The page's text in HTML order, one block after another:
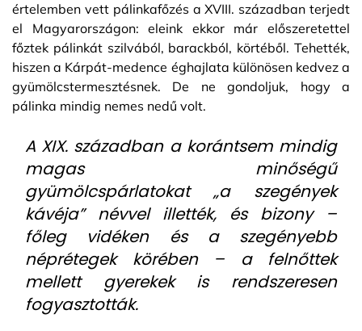
értelemben vett pálinkafőzés a XVIII. században terjedt
el Magyarországon: eleink ekkor már előszeretettel
főztek pálinkát szilvából, barackból, körtéből. Tehették,
hiszen a Kárpát-medence éghajlata különösen kedvez a
gyümölcstermesztésnek. De ne gondoljuk, hogy a
pálinka mindig nemes nedű volt.
A XIX. században a korántsem mindig
magas minőségű
gyümölcspárlatokat „a szegények
kávéja” névvel illették, és bizony –
főleg vidéken és a szegényebb
néprétegek körében – a felnőttek
mellett gyerekek is rendszeresen
fogyasztották.